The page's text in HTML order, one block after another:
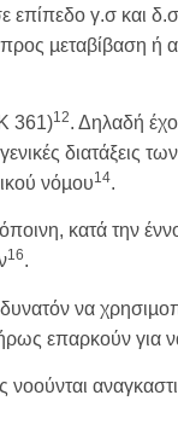
επίπεδο γ.σ και
µεταβίβαση ή
361)12. Δηλαδή
γενικές
νόµου14.
κατά την
16.
δυνατόν να
επαρκούν για